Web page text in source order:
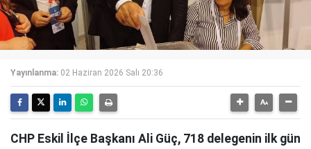
Yayınlanma: 02 Haziran 2026 Salı 20:36
CHP Eskil İlçe Başkanı Ali Güç, 718 delegenin ilk gün